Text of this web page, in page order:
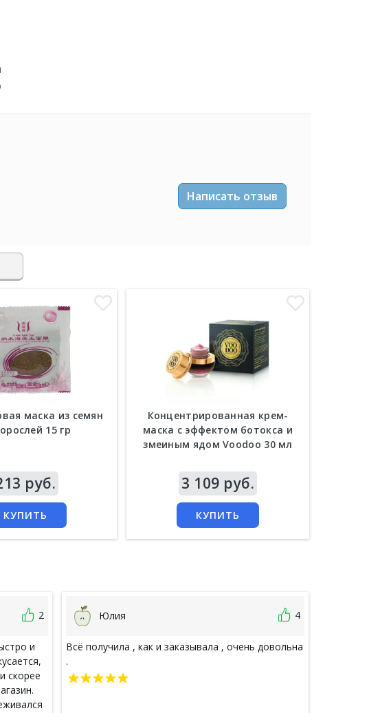
Написать отзыв
маска из семян
15 гр
руб.
КУПИТЬ
Концентрированная крем-
маска с эффектом ботокса и
змеиным ядом Voodoo 30 мл
3 109 руб.
КУПИТЬ
2
и
скорее
Юлия 4
Всё получила , как и заказывала , очень довольна
.